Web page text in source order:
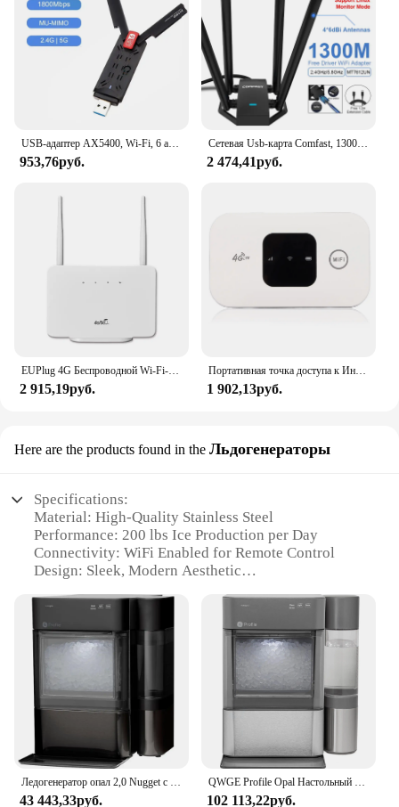
USB-адаптер AX5400, Wi-Fi, 6 антенн, 2,4 ГГц/6 ГГц
953,76руб.
Сетевая Usb-карта Comfast, 1300 Мбит/с, 2,4/5 ГГц, 4 антенны 6 дБи
2 474,41руб.
EUPlug 4G Беспроводной Wi-Fi-маршрутизатор 300 Мбит/с 4G LTE CPE Маршрутизатор Модем RJ45 LAN WAN Внешняя антенна Беспроводная точка доступа со слотом для SIM-карты
2 915,19руб.
Портативная точка доступа к Интернету 150 Мбит/с высокоскоростная SIM-карта 4G Сильный охват SIM-карта маршрутизатор для Дома Офиса путешествий
1 902,13руб.
Here are the products found in the Льдогенераторы
Specifications:
Material: High-Quality Stainless Steel
Performance: 200 lbs Ice Production per Day
Connectivity: WiFi Enabled for Remote Control
Design: Sleek, Modern Aesthetic
Efficiency: Energy Star Certified
Features:
**Unmatched Convenience and Efficiency**
The WiFi Ice Machine is a revolutionary addition to
any commercial kitchen or office setting. Designed
for high-volume ice production, this machine can
churn out 200 lbs of ice daily, ensuring a steady
supply for your guests or employees. The energy-
efficient design is not only cost-effective but also
Ледогенератор опал 2,0 Nugget с боковым резервуаром, льдогенератор с Wi-Fi подключением, товары для кухни Smart Home
43 443,33руб.
QWGE Profile Opal Настольный льдогенератор для самородок с 1-галонным боковым наконечником 2.0XL Льдогенератор с подключением к Wi-Fi | Нержавеющая сталь
102 113,22руб.